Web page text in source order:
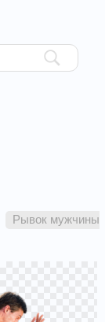
Рывок мужчины